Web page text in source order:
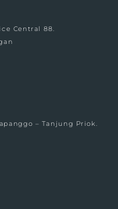
Central 88.
– Tanjung Priok.